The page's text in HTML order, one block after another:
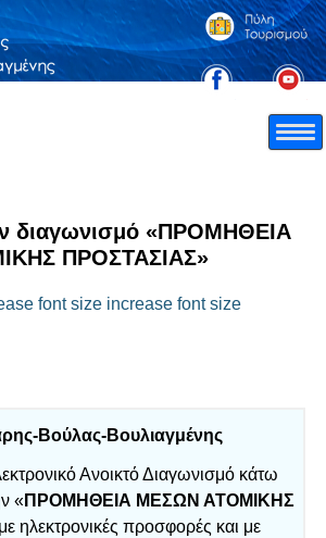
διαγωνισμό «ΠΡΟΜΗΘΕΙΑ
ΠΡΟΣΤΑΣΙΑΣ»
font size increase font size
Βούλας-Βουλιαγμένης
Ανοικτό Διαγωνισμό κάτω
«ΠΡΟΜΗΘΕΙΑ ΜΕΣΩΝ ΑΤΟΜΙΚΗΣ
ηλεκτρονικές προσφορές και με